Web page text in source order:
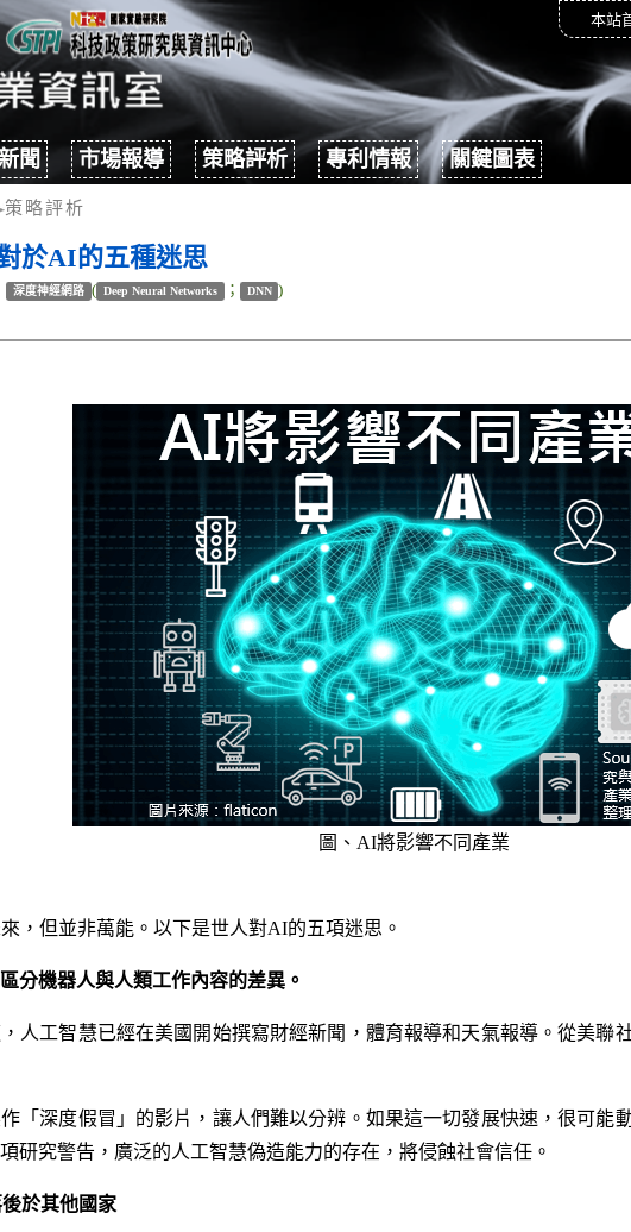
本站
聞 市場報導 策略評析 專利情報 關鍵圖表
策略評析
於AI的五種迷思
深度神經網路 ( Deep Neural Networks ； DNN )
圖、AI將影響不同產業
，但並非萬能。以下是世人對AI的五項迷思。
分機器人與人類工作內容的差異。
人工智慧已經在美國開始撰寫財經新聞，體育報導和天氣報導。從美聯
「深度假冒」的影片，讓人們難以分辨。如果這一切發展快速，很可能
研究警告，廣泛的人工智慧偽造能力的存在，將侵蝕社會信任。
於其他國家